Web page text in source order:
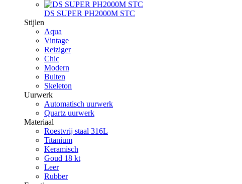
DS SUPER PH2000M STC
Stijlen
Aqua
Vintage
Reiziger
Chic
Modern
Buiten
Skeleton
Uurwerk
Automatisch uurwerk
Quartz uurwerk
Materiaal
Roestvrij staal 316L
Titanium
Keramisch
Goud 18 kt
Leer
Rubber